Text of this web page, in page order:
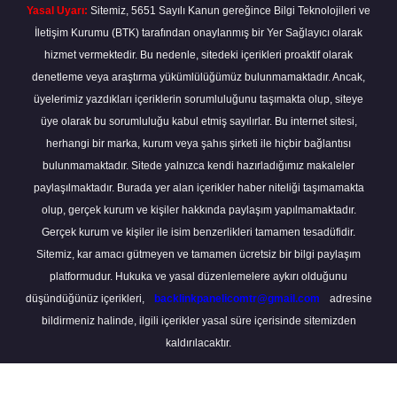
Yasal Uyarı: Sitemiz, 5651 Sayılı Kanun gereğince Bilgi Teknolojileri ve
İletişim Kurumu (BTK) tarafından onaylanmış bir Yer Sağlayıcı olarak
hizmet vermektedir. Bu nedenle, sitedeki içerikleri proaktif olarak
denetleme veya araştırma yükümlülüğümüz bulunmamaktadır. Ancak,
üyelerimiz yazdıkları içeriklerin sorumluluğunu taşımakta olup, siteye
üye olarak bu sorumluluğu kabul etmiş sayılırlar. Bu internet sitesi,
herhangi bir marka, kurum veya şahıs şirketi ile hiçbir bağlantısı
bulunmamaktadır. Sitede yalnızca kendi hazırladığımız makaleler
paylaşılmaktadır. Burada yer alan içerikler haber niteliği taşımamakta
olup, gerçek kurum ve kişiler hakkında paylaşım yapılmamaktadır.
Gerçek kurum ve kişiler ile isim benzerlikleri tamamen tesadüfidir.
Sitemiz, kar amacı gütmeyen ve tamamen ücretsiz bir bilgi paylaşım
platformudur. Hukuka ve yasal düzenlemelere aykırı olduğunu
düşündüğünüz içerikleri,
backlinkpanelicomtr@gmail.com
adresine
bildirmeniz halinde, ilgili içerikler yasal süre içerisinde sitemizden
kaldırılacaktır.